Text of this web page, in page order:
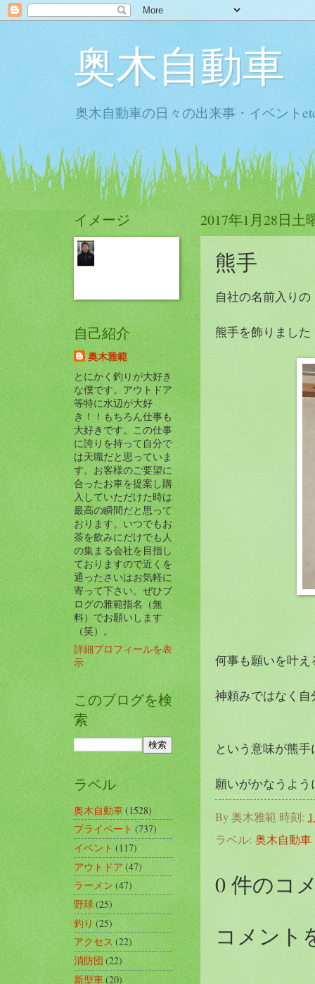
奥木自動車
奥木自動車の日々の出来事・イベント
2017年1月28日土
熊手
自社の名前入りの
熊手を飾りました
何事も願いを叶
神頼みではなく
という意味が熊
願いがかなうよ
By奥木雅範 時刻:
ラベル: 奥木自動車
0 件のコ
コメント
イメージ
自己紹介
奥木雅範
とにかく釣りが大好き
な僕です。アウトドア
等特に水辺が大好
き！！もちろん仕事も
大好きです。この仕事
に誇りを持って自分で
は天職だと思っていま
す。お客様のご要望に
合ったお車を提案し購
入していただけた時は
最高の瞬間だと思って
おります。いつでもお
茶を飲みにだけでも人
の集まる会社を目指し
ておりますので近くを
通ったさいはお気軽に
寄って下さい。ぜひブ
ログの雅範指名（無
料）でお願いします
（笑）。
詳細プロフィールを表
示
このブログを検
索
ラベル
奥木自動車(1528)
プライベート(737)
イベント(117)
アウトドア(47)
ラーメン(47)
野球(25)
釣り(25)
アクセス(22)
消防団(22)
新型車(20)